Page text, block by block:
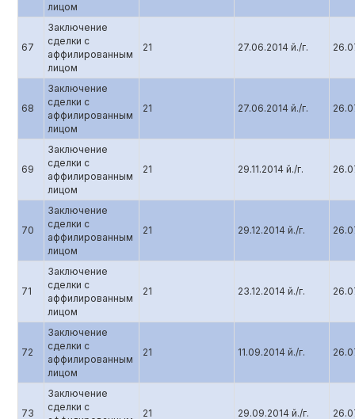
лицом
67
Заключение
сделки с
аффилированным
лицом
21 27.06.2014 й./г.
68
Заключение
сделки с
аффилированным
лицом
21 27.06.2014 й./г.
69
Заключение
сделки с
аффилированным
лицом
21 29.11.2014 й./г.
70
Заключение
сделки с
аффилированным
лицом
21 29.12.2014 й./г.
71
Заключение
сделки с
аффилированным
лицом
21 23.12.2014 й./г.
72
Заключение
сделки с
аффилированным
лицом
21 11.09.2014 й./г.
73
Заключение
сделки с
21 29.09.2014 й./г.